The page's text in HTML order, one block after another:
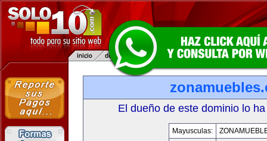
El dueño de este dominio lo
Mayusculas: